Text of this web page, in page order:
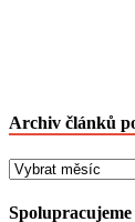
Archiv článků
Archiv
po
Spolupracujeme